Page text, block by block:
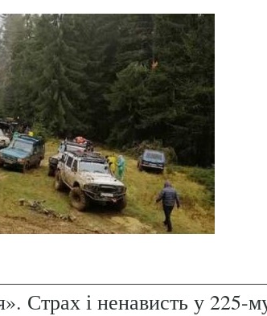
Страх і ненависть у